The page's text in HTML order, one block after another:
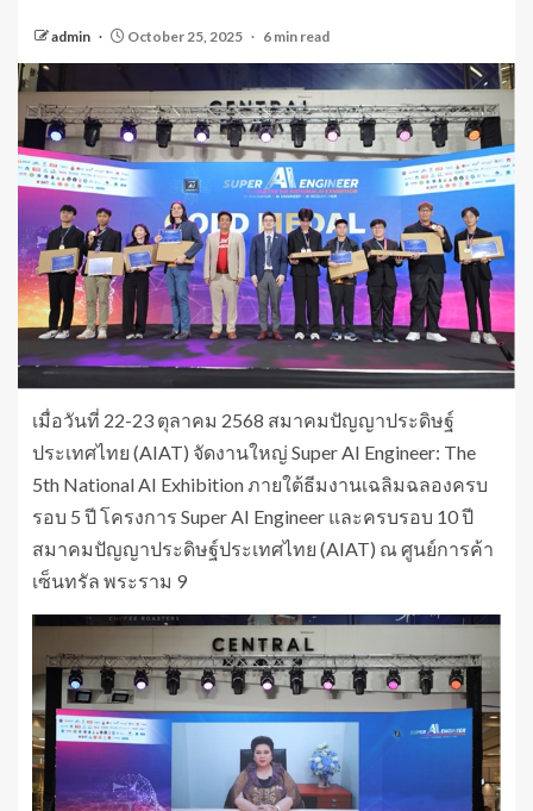
admin October 25, 2025 6 min read
เมื่อวันที่ 22-23 ตุลาคม 2568 สมาคมปัญญาประดิษฐ์
ประเทศไทย (AIAT) จัดงานใหญ่ Super AI Engineer: The
5th National AI Exhibition ภายใต้ธีมงานเฉลิมฉลองครบ
รอบ 5 ปี โครงการ Super AI Engineer และครบรอบ 10 ปี
สมาคมปัญญาประดิษฐ์ประเทศไทย (AIAT) ณ ศูนย์การค้า
เซ็นทรัล พระราม 9